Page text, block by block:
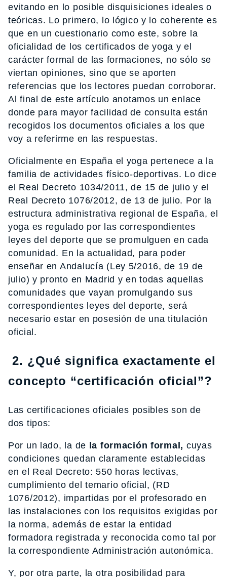
evitando en lo posible disquisiciones ideales o
teóricas. Lo primero, lo lógico y lo coherente es
que en un cuestionario como este, sobre la
oficialidad de los certificados de yoga y el
carácter formal de las formaciones, no sólo se
viertan opiniones, sino que se aporten
referencias que los lectores puedan corroborar.
Al final de este artículo anotamos un enlace
donde para mayor facilidad de consulta están
recogidos los documentos oficiales a los que
voy a referirme en las respuestas.
Oficialmente en España el yoga pertenece a la
familia de actividades físico-deportivas. Lo dice
el Real Decreto 1034/2011, de 15 de julio y el
Real Decreto 1076/2012, de 13 de julio. Por la
estructura administrativa regional de España, el
yoga es regulado por las correspondientes
leyes del deporte que se promulguen en cada
comunidad. En la actualidad, para poder
enseñar en Andalucía (Ley 5/2016, de 19 de
julio) y pronto en Madrid y en todas aquellas
comunidades que vayan promulgando sus
correspondientes leyes del deporte, será
necesario estar en posesión de una titulación
oficial.
2. ¿Qué significa exactamente el
concepto “certificación oficial”?
Las certificaciones oficiales posibles son de
dos tipos:
Por un lado, la de la formación formal, cuyas
condiciones quedan claramente establecidas
en el Real Decreto: 550 horas lectivas,
cumplimiento del temario oficial, (RD
1076/2012), impartidas por el profesorado en
las instalaciones con los requisitos exigidas por
la norma, además de estar la entidad
formadora registrada y reconocida como tal por
la correspondiente Administración autonómica.
Y, por otra parte, la otra posibilidad para